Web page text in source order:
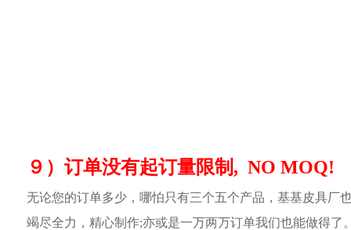
９）订单没有起订量限制, NO MOQ!
无论您的订单多少，哪怕只有三个五个产品，基基皮具厂
竭尽全力，精心制作;亦或是一万两万订单我们也能做得了